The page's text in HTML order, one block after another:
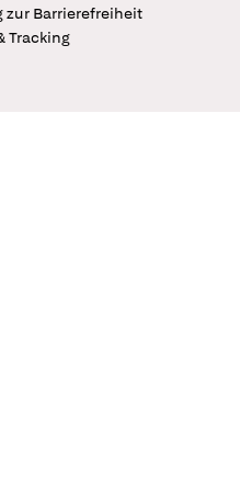
zur Barrierefreiheit
Tracking